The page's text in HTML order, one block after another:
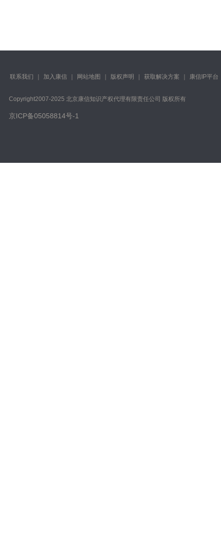
联系我们 加入康信 网站地图 版权声明 获取解决方案 康信IP平台
Copyright️2007-2025 北京康信知识产权代理有限责任公司 版权所有
京ICP备05058814号-1